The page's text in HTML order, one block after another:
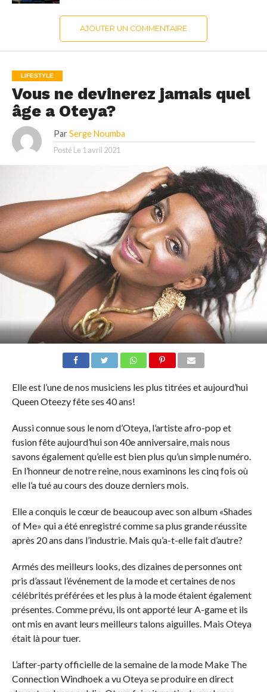
AJOUTER UN COMMENTAIRE
LIFESTYLE
Vous ne devinerez jamais quel
âge a Oteya?
Par Serge Noumba
Posté Le 1 avril 2021
Elle est l’une de nos musiciens les plus titrées et aujourd’hui
Queen Oteezy fête ses 40 ans!
Aussi connue sous le nom d’Oteya, l’artiste afro-pop et
fusion fête aujourd’hui son 40e anniversaire, mais nous
savons également qu’elle est bien plus qu’un simple numéro.
En l’honneur de notre reine, nous examinons les cinq fois où
elle l’a tué au cours des douze derniers mois.
Elle a conquis le cœur de beaucoup avec son album «Shades
of Me» qui a été enregistré comme sa plus grande réussite
après 20 ans dans l’industrie. Mais qu’a-t-elle fait d’autre?
Armés des meilleurs looks, des dizaines de personnes ont
pris d’assaut l’événement de la mode et certaines de nos
célébrités préférées et les plus à la mode étaient également
présentes. Comme prévu, ils ont apporté leur A-game et ils
ont mis en avant leurs meilleurs talons aiguilles. Mais Oteya
était là pour tuer.
L’after-party officielle de la semaine de la mode Make The
Connection Windhoek a vu Oteya se produire en direct